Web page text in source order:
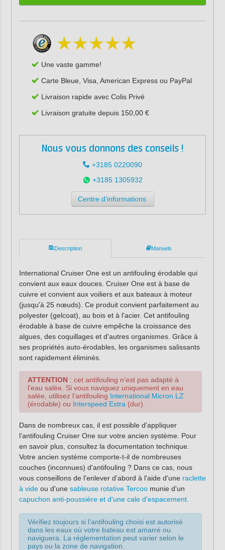
Une vaste gamme!
Carte Bleue, Visa, American Express ou PayPal
Livraison rapide avec Colis Privé
Livraison gratuite depuis 150,00 €
Nous vous donnons des conseils !
+3185 0220090
+3185 1305932
Centre d'informations
Description Manuels
International Cruiser One est un antifouling érodable qui
convient aux eaux douces. Cruiser One est à base de
cuivre et convient aux voiliers et aux bateaux à moteur
(jusqu'à 25 nœuds). Ce produit convient parfaitement au
polyester (gelcoat), au bois et à l'acier. Cet antifouling
érodable à base de cuivre empêche la croissance des
algues, des coquillages et d'autres organismes. Grâce à
ses propriétés auto-érodables, les organismes salissants
sont rapidement éliminés.
ATTENTION : cet antifouling n’est pas adapté à
l’eau salée. Si vous naviguez uniquement en eau
salée, utilisez l’antifouling International Micron LZ
(érodable) ou Interspeed Extra(dur).
Dans de nombreux cas, il est possible d'appliquer
l'antifouling Cruiser One sur votre ancien système. Pour
en savoir plus, consultez la documentation technique.
Votre ancien système comporte-t-il de nombreuses
couches (inconnues) d'antifouling ? Dans ce cas, nous
vous conseillons de l'enlever d'abord à l'aide d'une raclette
à videou d'une sableuse rotative Tercoomunie d'un
capuchon anti-poussière et d'une cale d'espacement.
Vérifiez toujours si l’antifouling choisi est autorisé
dans les eaux où votre bateau est amarré ou
naviguera. La réglementation peut varier selon le
pays ou la zone de navigation.